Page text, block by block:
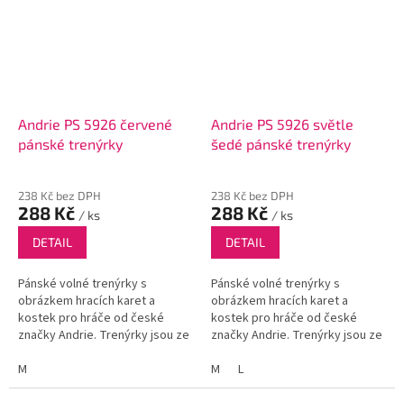
Andrie PS 5926 červené
pánské trenýrky
238 Kč bez DPH
288 Kč / ks
DETAIL
Pánské volné trenýrky s
obrázkem hracích karet a
kostek pro hráče od české
značky Andrie. Trenýrky jsou ze
bocích a funkční poklopec se
dvěma knoflíky.
M
Andrie PS 5926 světle
šedé pánské trenýrky
238 Kč bez DPH
288 Kč / ks
DETAIL
Pánské volné trenýrky s
obrázkem hracích karet a
kostek pro hráče od české
značky Andrie. Trenýrky jsou ze
bocích a funkční poklopec se
dvěma knoflíky.
M L